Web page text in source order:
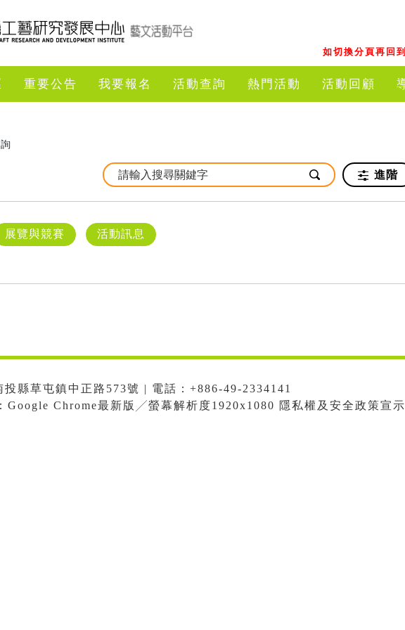
如切換分頁再回
重要公告 我要報名 活動查詢 熱門活動 活動回顧
進階
展覽與競賽 活動訊息
投縣草屯鎮中正路573號 | 電話：+886-49-2334141
Google Chrome最新版╱螢幕解析度1920x1080 隱私權及安全政策宣